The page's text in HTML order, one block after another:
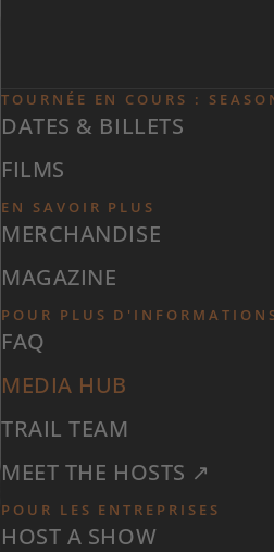
TOURNÉE EN COURS :
DATES & BILLETS
FILMS
EN SAVOIR PLUS
MERCHANDISE
MAGAZINE
POUR PLUS
FAQ
MEDIA HUB
TRAIL TEAM
MEET THE HOSTS ↗
POUR LES ENTREPRISES
HOST A SHOW